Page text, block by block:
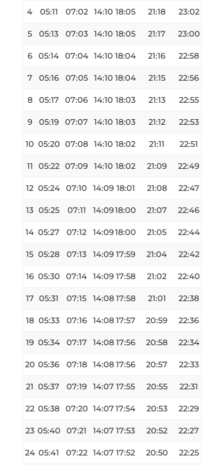
4 05:11 07:02 14:10 18:05 21:18 23:02
5 05:13 07:03 14:10 18:05 21:17 23:00
6 05:14 07:04 14:10 18:04 21:16 22:58
7 05:16 07:05 14:10 18:04 21:15 22:56
8 05:17 07:06 14:10 18:03 21:13 22:55
9 05:19 07:07 14:10 18:03 21:12 22:53
10 05:20 07:08 14:10 18:02 21:11 22:51
11 05:22 07:09 14:10 18:02 21:09 22:49
12 05:24 07:10 14:09 18:01 21:08 22:47
13 05:25 07:11 14:0918:00 21:07 22:46
14 05:27 07:12 14:0918:00 21:05 22:44
15 05:28 07:13 14:09 17:59 21:04 22:42
16 05:30 07:14 14:09 17:58 21:02 22:40
17 05:31 07:15 14:08 17:58 21:01 22:38
18 05:33 07:16 14:08 17:57 20:59 22:36
19 05:34 07:17 14:08 17:56 20:58 22:34
20 05:36 07:18 14:08 17:56 20:57 22:33
21 05:37 07:19 14:07 17:55 20:55 22:31
22 05:38 07:20 14:07 17:54 20:53 22:29
23 05:40 07:21 14:07 17:53 20:52 22:27
24 05:41 07:22 14:07 17:52 20:50 22:25